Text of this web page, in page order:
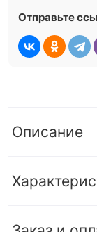
Отправьте
Описание